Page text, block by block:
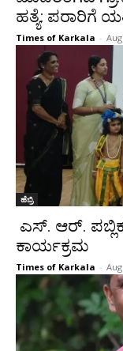
ಹತ್ಯೆ: ಪರಾರಿಗೆ
Times of Karkala -
ಹೆಬ್ರಿ
ಎಸ್. ಆರ್. ಪಬ್ಲಿಕ್
ಕಾರ್ಯಕ್ರಮ
Times of Karkala -